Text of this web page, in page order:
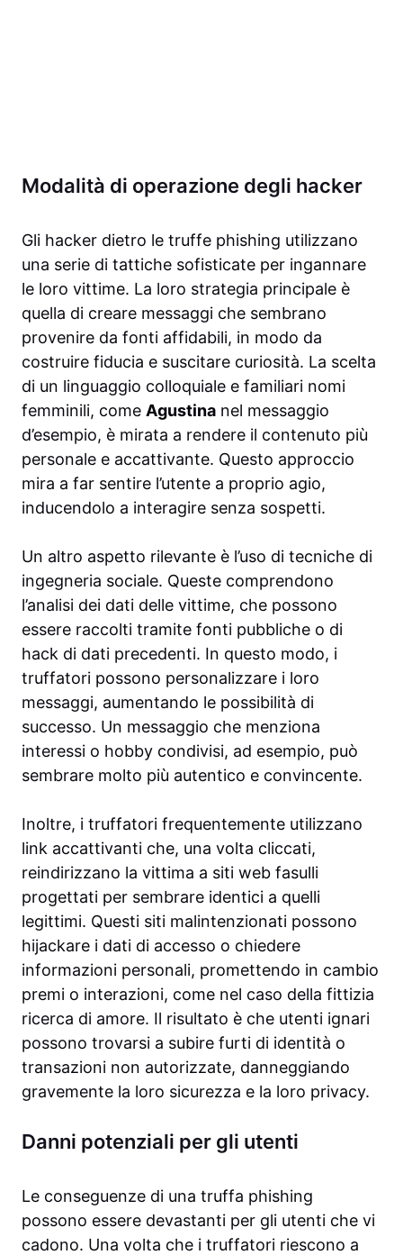
Modalità di operazione degli hacker
Gli hacker dietro le truffe phishing utilizzano
una serie di tattiche sofisticate per ingannare
le loro vittime. La loro strategia principale è
quella di creare messaggi che sembrano
provenire da fonti affidabili, in modo da
costruire fiducia e suscitare curiosità. La scelta
di un linguaggio colloquiale e familiari nomi
femminili, come Agustina nel messaggio
d’esempio, è mirata a rendere il contenuto più
personale e accattivante. Questo approccio
mira a far sentire l’utente a proprio agio,
inducendolo a interagire senza sospetti.
Un altro aspetto rilevante è l’uso di tecniche di
ingegneria sociale. Queste comprendono
l’analisi dei dati delle vittime, che possono
essere raccolti tramite fonti pubbliche o di
hack di dati precedenti. In questo modo, i
truffatori possono personalizzare i loro
messaggi, aumentando le possibilità di
successo. Un messaggio che menziona
interessi o hobby condivisi, ad esempio, può
sembrare molto più autentico e convincente.
Inoltre, i truffatori frequentemente utilizzano
link accattivanti che, una volta cliccati,
reindirizzano la vittima a siti web fasulli
progettati per sembrare identici a quelli
legittimi. Questi siti malintenzionati possono
hijackare i dati di accesso o chiedere
informazioni personali, promettendo in cambio
premi o interazioni, come nel caso della fittizia
ricerca di amore. Il risultato è che utenti ignari
possono trovarsi a subire furti di identità o
transazioni non autorizzate, danneggiando
gravemente la loro sicurezza e la loro privacy.
Danni potenziali per gli utenti
Le conseguenze di una truffa phishing
possono essere devastanti per gli utenti che vi
cadono. Una volta che i truffatori riescono a